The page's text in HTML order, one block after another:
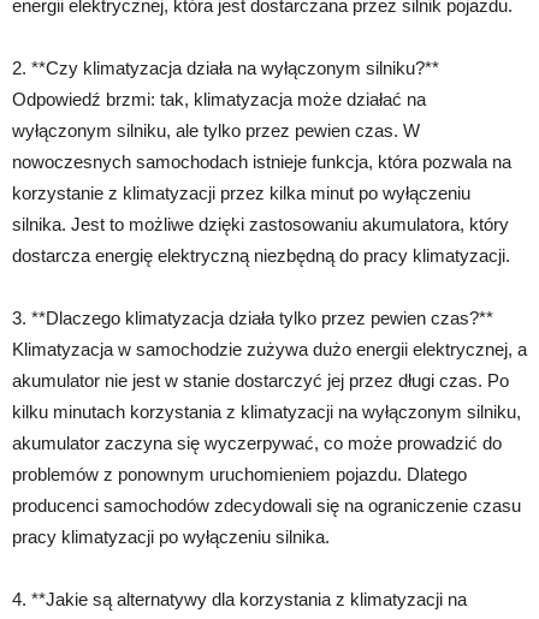
energii elektrycznej, która jest dostarczana przez silnik pojazdu.
2. **Czy klimatyzacja działa na wyłączonym silniku?**
Odpowiedź brzmi: tak, klimatyzacja może działać na
wyłączonym silniku, ale tylko przez pewien czas. W
nowoczesnych samochodach istnieje funkcja, która pozwala na
korzystanie z klimatyzacji przez kilka minut po wyłączeniu
silnika. Jest to możliwe dzięki zastosowaniu akumulatora, który
dostarcza energię elektryczną niezbędną do pracy klimatyzacji.
3. **Dlaczego klimatyzacja działa tylko przez pewien czas?**
Klimatyzacja w samochodzie zużywa dużo energii elektrycznej, a
akumulator nie jest w stanie dostarczyć jej przez długi czas. Po
kilku minutach korzystania z klimatyzacji na wyłączonym silniku,
akumulator zaczyna się wyczerpywać, co może prowadzić do
problemów z ponownym uruchomieniem pojazdu. Dlatego
producenci samochodów zdecydowali się na ograniczenie czasu
pracy klimatyzacji po wyłączeniu silnika.
4. **Jakie są alternatywy dla korzystania z klimatyzacji na